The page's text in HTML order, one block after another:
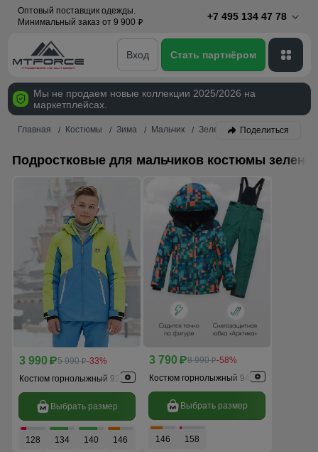
Оптовый поставщик одежды.
Минимальный заказ от 9 900 p
+7 495 134 47 78
Вход Стать партнёром
Мы не продаем новые коллекции 2025/2026 на
маркетплейсах.
Главная Костюмы Зима Мальчик Зеленый Поделиться
Подростковые для мальчиков костюмы
3 990 p5 990 p-33%
Костюм горнолыжный 9317Z
Выбрать размер
128 134 140 146 152 158
3 790 p8 990 p-58%
Костюм горнолыжный 9435Z
Выбрать размер
146 158